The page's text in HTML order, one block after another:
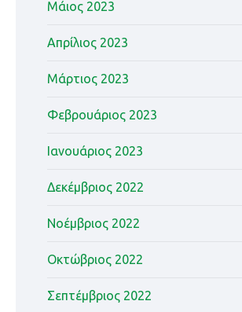
Μάιος 2023
Απρίλιος 2023
Μάρτιος 2023
Φεβρουάριος 2023
Ιανουάριος 2023
Δεκέμβριος 2022
Νοέμβριος 2022
Οκτώβριος 2022
Σεπτέμβριος 2022